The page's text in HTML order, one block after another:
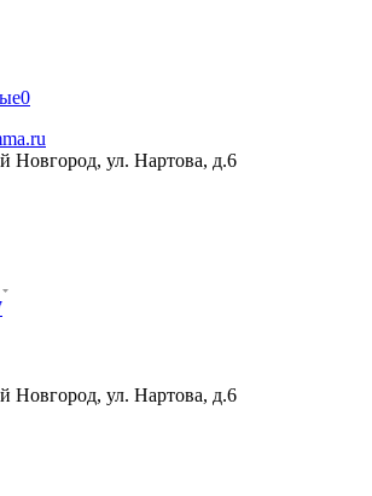
0
Новгород, ул. Нартова, д.6
Новгород, ул. Нартова, д.6